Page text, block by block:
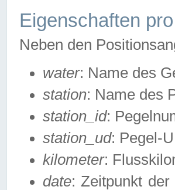
Eigenschaften
Neben den
water: Name des
station: Name des
station_id:
station_ud: Pegel-
kilometer:
date: Zeitpunkt